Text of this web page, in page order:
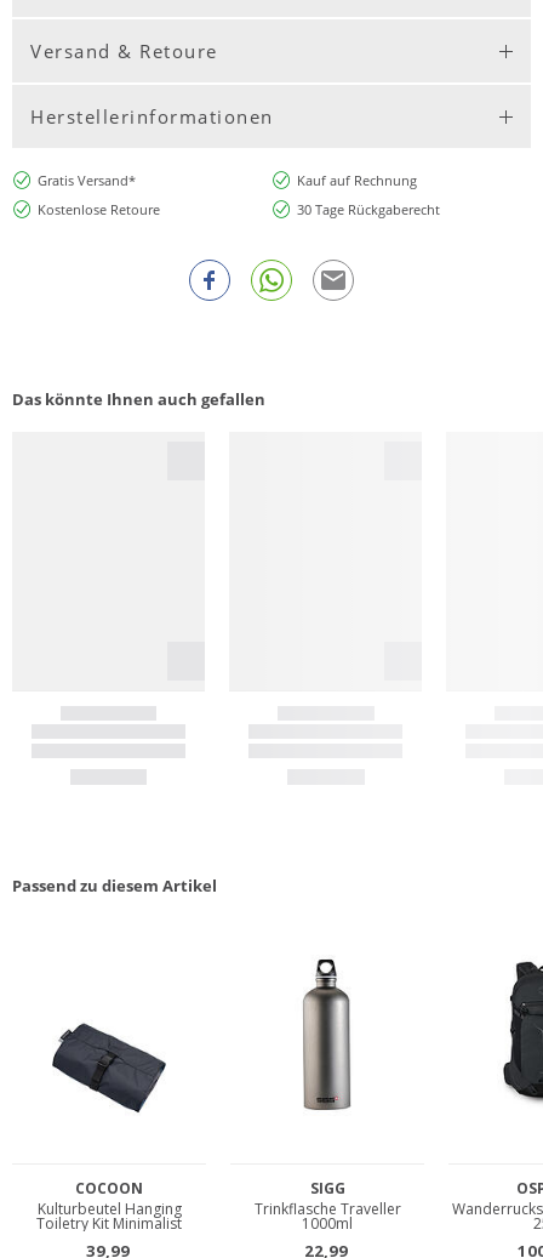
Versand & Retoure
Herstellerinformationen
Gratis Versand*
Kauf auf Rechnung
Kostenlose Retoure
30 Tage Rückgaberecht
Das könnte Ihnen auch gefallen
Passend zu diesem Artikel